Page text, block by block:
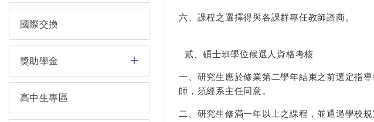
國際交換
獎助學金
高中生專區
六、課程之選擇得與各課群專任教師諮商。
貳、碩士班學位候選人資格考核
一、研究生應於修業第二學年結束之前選定指
師，須經系主任同意。
二、研究生修滿一年以上之課程，並通過學校